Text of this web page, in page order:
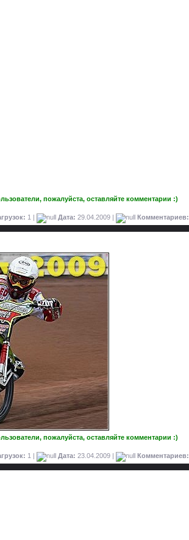
пожалуйста, оставляйте комментарии :)
1 | Дата: 29.04.2009 | Комментариев:
пожалуйста, оставляйте комментарии :)
1 | Дата: 23.04.2009 | Комментариев: